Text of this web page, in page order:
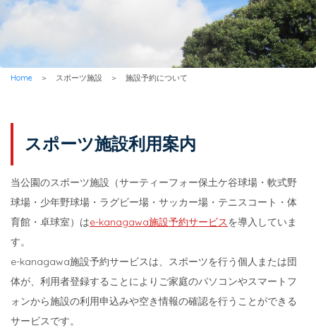
Home ＞ スポーツ施設 ＞ 施設予約について
スポーツ施設利用案内
当公園のスポーツ施設（サーティーフォー保土ケ谷球場・軟式野
球場・少年野球場・ラグビー場・サッカー場・テニスコート・体
育館・卓球室）はe-kanagawa施設予約サービスを導入していま
す。
e-kanagawa施設予約サービスは、スポーツを行う個人または団
体が、利用者登録することによりご家庭のパソコンやスマートフ
ォンから施設の利用申込みや空き情報の確認を行うことができる
サービスです。